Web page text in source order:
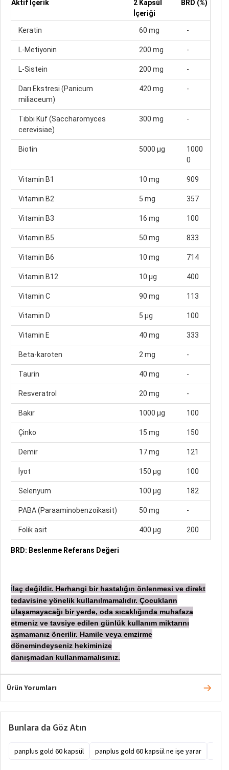
Aktif İçerik
2 Kapsül
İçeriği
BRD (%)
Keratin 60 mg -
L-Metiyonin 200 mg -
L-Sistein 200 mg -
Darı Ekstresi (Panicum
miliaceum)
420 mg -
Tıbbi Küf (Saccharomyces
cerevisiae)
300 mg -
Biotin 5000 µg
1000
0
Vitamin B1 10 mg 909
Vitamin B2 5 mg 357
Vitamin B3 16 mg 100
Vitamin B5 50 mg 833
Vitamin B6 10 mg 714
Vitamin B12 10 µg 400
Vitamin C 90 mg 113
Vitamin D 5 µg 100
Vitamin E 40 mg 333
Beta-karoten 2 mg -
Taurin 40 mg -
Resveratrol 20 mg -
Bakır 1000 µg 100
Çinko 15 mg 150
Demir 17 mg 121
İyot 150 µg 100
Selenyum 100 µg 182
PABA (Paraaminobenzoikasit) 50 mg -
Folik asit 400 µg 200
BRD: Beslenme Referans Değeri
laç değildir. Herhangi bir hastalığın önlenmesi ve direkt
tedavisine yönelik kullanılmamalıdır. Çocukların
ulaşamayacağı bir yerde, oda sıcaklığında muhafaza
etmeniz ve tavsiye edilen günlük kullanım miktarını
aşmamanız önerilir. Hamile veya emzirme
dönemindeyseniz hekiminize
danışmadan kullanmamalısınız.
Ürün Yorumları
Bunlara da Göz Atın
panplus gold 60 kapsül panplus gold 60 kapsül ne işe yarar